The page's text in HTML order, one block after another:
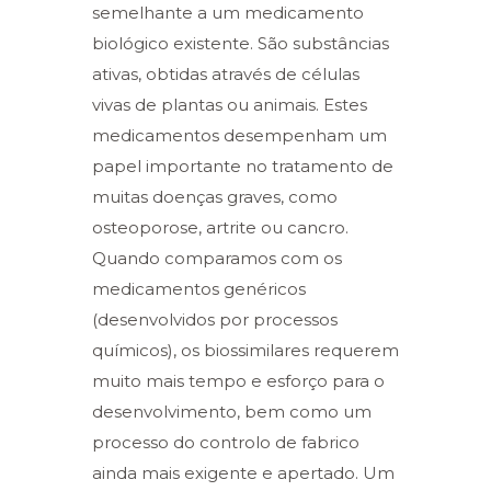
semelhante a um medicamento
biológico existente. São substâncias
ativas, obtidas através de células
vivas de plantas ou animais. Estes
medicamentos desempenham um
papel importante no tratamento de
muitas doenças graves, como
osteoporose, artrite ou cancro.
Quando comparamos com os
medicamentos genéricos
(desenvolvidos por processos
químicos), os biossimilares requerem
muito mais tempo e esforço para o
desenvolvimento, bem como um
processo do controlo de fabrico
ainda mais exigente e apertado. Um